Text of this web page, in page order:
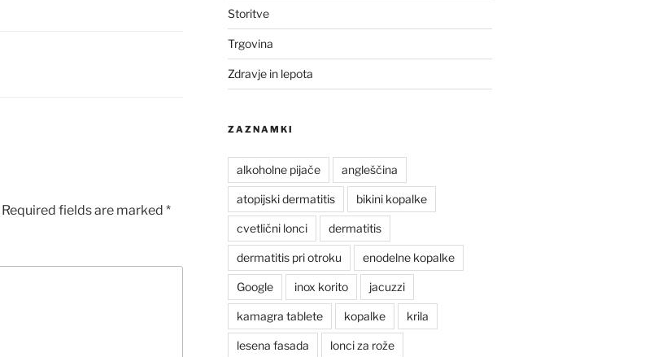
Required fields are marked *
Storitve
Trgovina
Zdravje in lepota
ZAZNAMKI
alkoholne pijače angleščina
atopijski dermatitis bikini kopalke
cvetlični lonci dermatitis
dermatitis pri otroku enodelne kopalke
Google inox korito jacuzzi
kamagra tablete kopalke krila
lesena fasada lonci za rože